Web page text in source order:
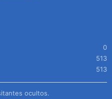
0
513
513
ocultos.